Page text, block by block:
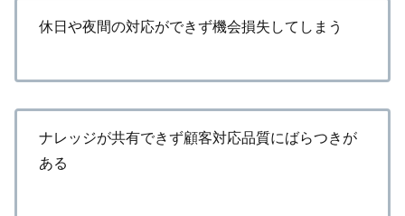
休日や夜間の対応ができず機会損失してしまう
ナレッジが共有できず顧客対応品質にばらつきが
ある